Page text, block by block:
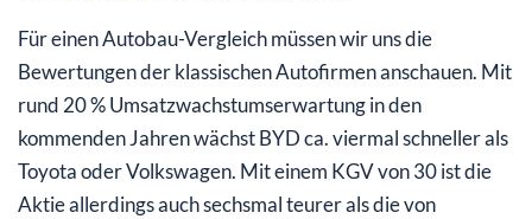
Für einen Autobau-Vergleich müssen wir uns die
Bewertungen der klassischen Autofirmen anschauen. Mit
rund 20 % Umsatzwachstumserwartung in den
kommenden Jahren wächst BYD ca. viermal schneller als
Toyota oder Volkswagen. Mit einem KGV von 30 ist die
Aktie allerdings auch sechsmal teurer als die von